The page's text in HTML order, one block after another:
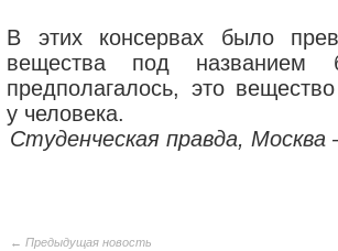
В этих консервах было
вещества под названием
предполагалось, это
у человека.
Студенческая правда,
← Предыдущая новость